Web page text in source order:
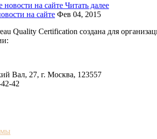
Читать далее
на сайте Фев 04, 2015
Quality Certification создана для
Вал, 27, г. Москва, 123557
42